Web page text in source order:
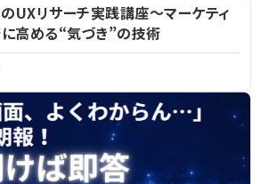
UXリサーチ実践講座～マーケティ
高める“気づき”の技術